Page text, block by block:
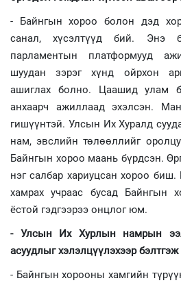
- Байнгын хороо болон дэд
санал, хүсэлтүүд бий. Энэ
парламентын платформууд
шуудан зэрэг хүнд ойрхон
ашиглах болно. Цаашид улам
анхаарч ажиллаад эхэлсэн.
гишүүнтэй. Улсын Их Хуралд
нам, эвслийн төлөөллийг
Байнгын хороо маань бүрдсэн.
нэг салбар хариуцсан хороо
хамрах учраас бусад Байнгын
ёстой гэдгээрээ онцлог юм.
- Улсын Их Хурлын намрын
асуудлыг хэлэлцүүлэхээр
- Байнгын хорооны хамгийн